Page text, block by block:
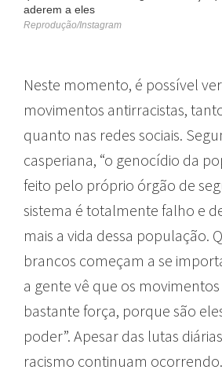
aderem a eles
Reprodução/Instagram
Neste momento, é possível
movimentos antirracistas,
quanto nas redes sociais.
casperiana, “o genocídio da
feito pelo próprio órgão de
sistema é totalmente falho e
mais a vida dessa população.
brancos começam a se
a gente vê que os
bastante força, porque são
poder”. Apesar das lutas
racismo continuam ocorrendo.